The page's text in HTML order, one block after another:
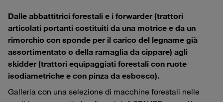
Dalle abbattitrici forestali e i forwarder (trattori
articolati portanti costituiti da una motrice e da un
rimorchio con sponde per il carico del legname già
assortimentato o della ramaglia da cippare) agli
skidder (trattori equipaggiati forestali con ruote
isodiametriche e con pinza da esbosco).
Galleria con una selezione di macchine forestali nelle